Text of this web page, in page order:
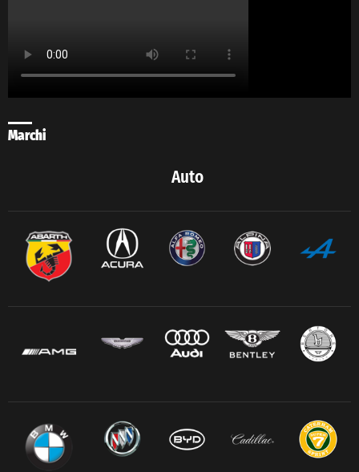
Marchi
Auto